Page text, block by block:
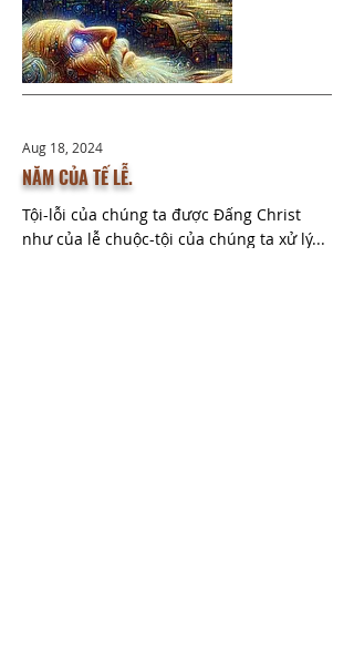
Aug 18, 2024
NĂM CỦA TẾ LỄ.
Tội-lỗi của chúng ta được Đấng Christ
như của lễ chuộc-tội của chúng ta xử lý...